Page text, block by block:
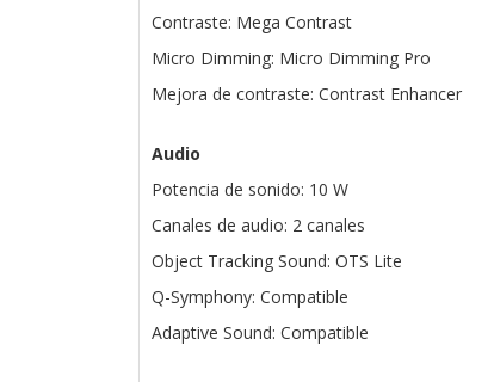
Contraste: Mega Contrast
Micro Dimming: Micro Dimming Pro
Mejora de contraste: Contrast Enhancer
Audio
Potencia de sonido: 10 W
Canales de audio: 2 canales
Object Tracking Sound: OTS Lite
Q-Symphony: Compatible
Adaptive Sound: Compatible